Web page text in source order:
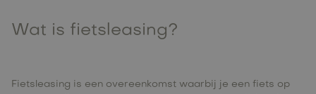
Wat is fietsleasing?
Fietsleasing is een overeenkomst waarbij je een fiets op